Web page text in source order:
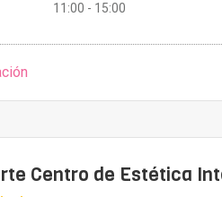
11:00 - 15:00
Centro de Estética